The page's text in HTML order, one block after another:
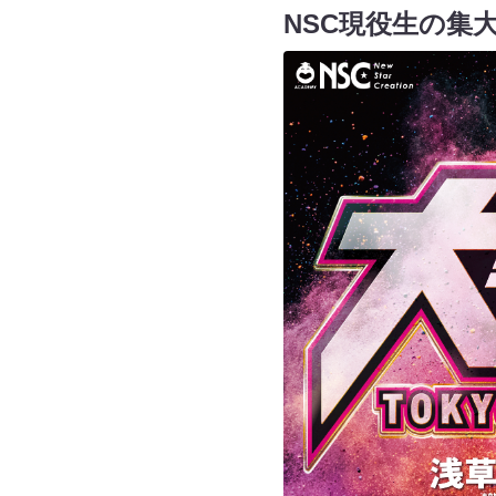
NSC現役生の集